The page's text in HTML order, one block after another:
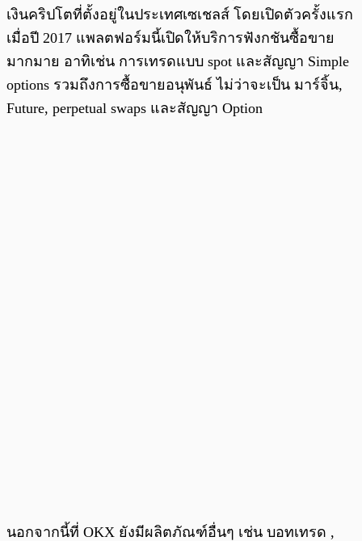
เงินคริปโตที่ตั้งอยู่ในประเทศเซเชลส์ โดยเปิดตัวครั้งแรก
เมื่อปี 2017 แพลตฟอร์มนี้เปิดให้บริการฟังกชันซื้อขาย
มากมาย อาทิเช่น การเทรดแบบ spot และสัญญา Simple
options รวมถึงการซื้อขายอนุพันธ์ ไม่ว่าจะเป็น มาร์จิ้น,
Future, perpetual swaps และสัญญา Option
นอกจากนี้ที่ OKX ยังมีผลิตภัณฑ์อื่นๆ เช่น บอทเทรด ,